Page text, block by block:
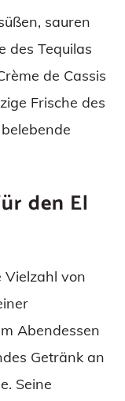
sauren
des Tequilas
de Cassis
Frische des
den El
Vielzahl von
Abendessen
Getränk an
Seine